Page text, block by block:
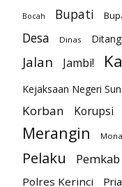
Bocah Bupati
Desa Dinas
Jalan Jambi!
Kejaksaan Negeri
Korban Korupsi
Merangin
Pelaku
Polres Kerinci
Pria